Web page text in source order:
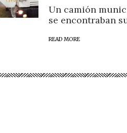
Un camión
se encontraban
READ MORE